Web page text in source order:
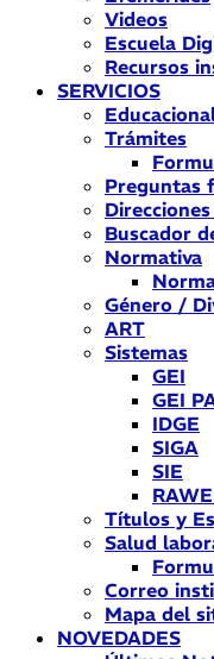
Videos
Escuela
Recursos
SERVICIOS
Trámites
Preguntas
Buscador
Normativa
Género /
ART
Sistemas
GEI
GEI
IDGE
SIGA
SIE
Títulos y
Salud
Correo
Mapa del
NOVEDADES